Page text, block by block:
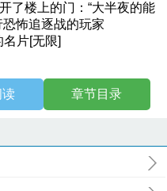
了楼上的门：“大半夜的能
怖追逐战的玩家
片[无限]
读 章节目录